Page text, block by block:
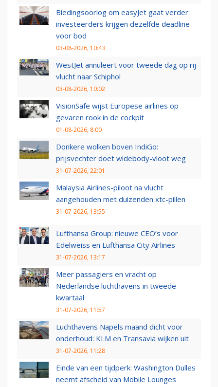
Biedingsoorlog om easyJet gaat verder:
investeerders krijgen dezelfde deadline
voor bod
03-08-2026, 10:43
WestJet annuleert voor tweede dag op rij
vlucht naar Schiphol
03-08-2026, 10:02
VisionSafe wijst Europese airlines op
gevaren rook in de cockpit
01-08-2026, 8:00
Donkere wolken boven IndiGo:
prijsvechter doet widebody-vloot weg
31-07-2026, 22:01
Malaysia Airlines-piloot na vlucht
aangehouden met duizenden xtc-pillen
31-07-2026, 13:55
Lufthansa Group: nieuwe CEO’s voor
Edelweiss en Lufthansa City Airlines
31-07-2026, 13:17
Meer passagiers en vracht op
Nederlandse luchthavens in tweede
kwartaal
31-07-2026, 11:57
Luchthavens Napels maand dicht voor
onderhoud: KLM en Transavia wijken uit
31-07-2026, 11:28
Einde van een tijdperk: Washington Dulles
neemt afscheid van Mobile Lounges